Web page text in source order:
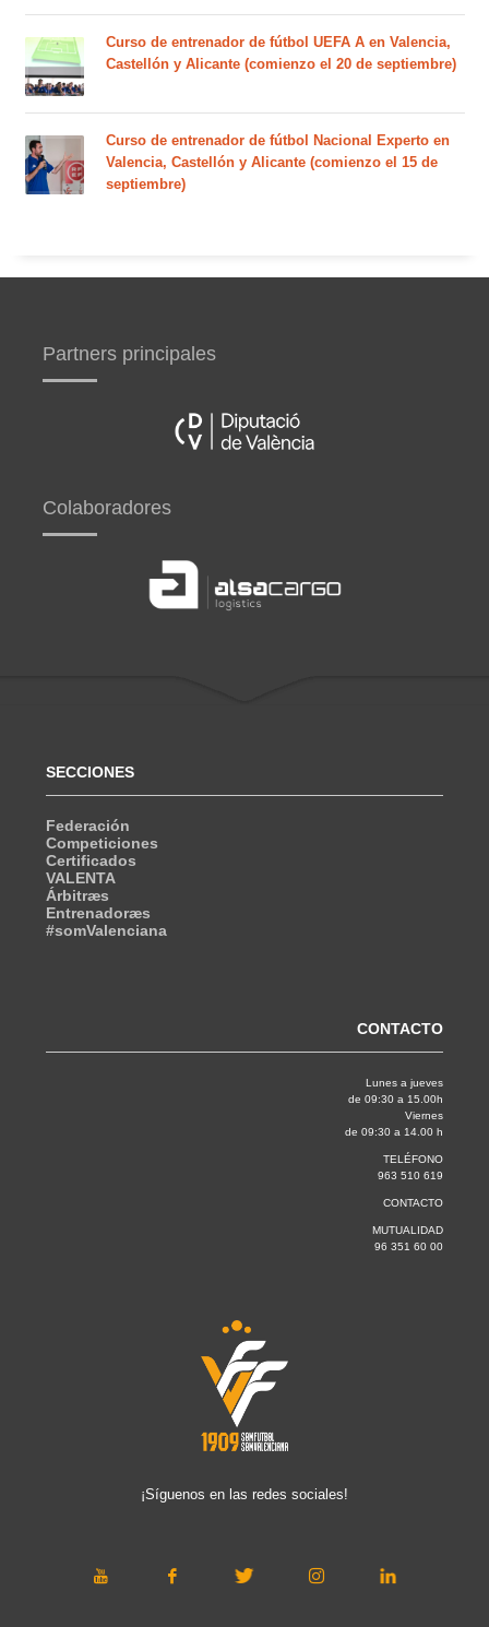
Curso de entrenador de fútbol UEFA A en Valencia,
Castellón y Alicante (comienzo el 20 de septiembre)
Curso de entrenador de fútbol Nacional Experto en
Valencia, Castellón y Alicante (comienzo el 15 de
septiembre)
Partners principales
Colaboradores
SECCIONES
Federación
Competiciones
Certificados
VALENTA
Árbitræs
Entrenadoræs
#somValenciana
CONTACTO
Lunes a jueves
de 09:30 a 15.00h
Viernes
de 09:30 a 14.00 h
TELÉFONO
963 510 619
CONTACTO
MUTUALIDAD
96 351 60 00
¡Síguenos en las redes sociales!